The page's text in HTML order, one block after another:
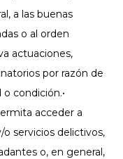
a las buenas
o al orden
actuaciones,
por razón de
condición.•
acceder a
servicios delictivos,
o, en general,